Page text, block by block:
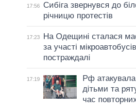
17:56
Сибіга звернувся до
річницю протестів
17:23
На Одещині сталася
за участі
постраждалі
17:19
Рф атакувала
дітьми та
час